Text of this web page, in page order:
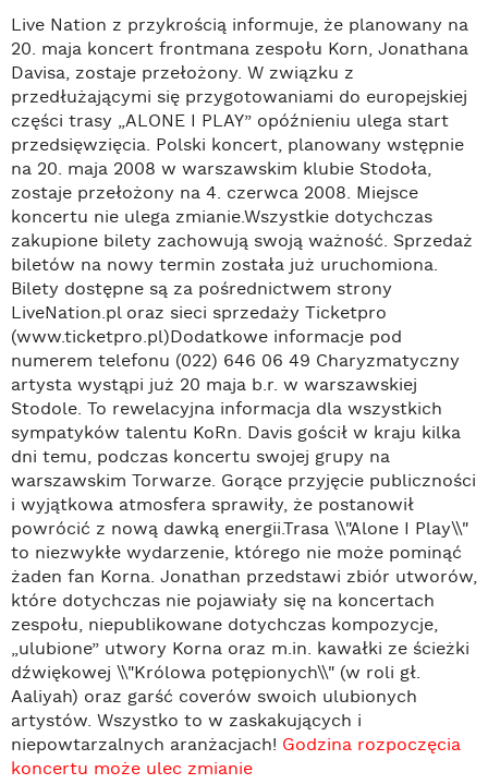
Live Nation z przykrością informuje, że planowany na
20. maja koncert frontmana zespołu Korn, Jonathana
Davisa, zostaje przełożony. W związku z
przedłużającymi się przygotowaniami do europejskiej
części trasy „ALONE I PLAY” opóźnieniu ulega start
przedsięwzięcia. Polski koncert, planowany wstępnie
na 20. maja 2008 w warszawskim klubie Stodoła,
zostaje przełożony na 4. czerwca 2008. Miejsce
koncertu nie ulega zmianie.Wszystkie dotychczas
zakupione bilety zachowują swoją ważność. Sprzedaż
biletów na nowy termin została już uruchomiona.
Bilety dostępne są za pośrednictwem strony
LiveNation.pl oraz sieci sprzedaży Ticketpro
(www.ticketpro.pl)Dodatkowe informacje pod
numerem telefonu (022) 646 06 49 Charyzmatyczny
artysta wystąpi już 20 maja b.r. w warszawskiej
Stodole. To rewelacyjna informacja dla wszystkich
sympatyków talentu KoRn. Davis gościł w kraju kilka
dni temu, podczas koncertu swojej grupy na
warszawskim Torwarze. Gorące przyjęcie publiczności
i wyjątkowa atmosfera sprawiły, że postanowił
powrócić z nową dawką energii.Trasa \\"Alone I Play\\"
to niezwykłe wydarzenie, którego nie może pominąć
żaden fan Korna. Jonathan przedstawi zbiór utworów,
które dotychczas nie pojawiały się na koncertach
zespołu, niepublikowane dotychczas kompozycje,
„ulubione” utwory Korna oraz m.in. kawałki ze ścieżki
dźwiękowej \\"Królowa potępionych\\" (w roli gł.
Aaliyah) oraz garść coverów swoich ulubionych
artystów. Wszystko to w zaskakujących i
niepowtarzalnych aranżacjach! Godzina rozpoczęcia
koncertu może ulec zmianie